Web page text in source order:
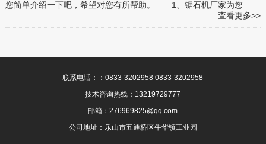
您简单介绍一下吧，希望对您有所帮助。 1、锯石机厂家为您
查看更多>>
联系电话：：0833-3202958 0833-3202958
技术咨询热线：13219729777
邮箱：276969825@qq.com
公司地址：乐山市五通桥区牛华镇工业园